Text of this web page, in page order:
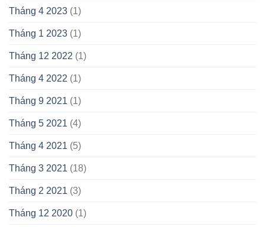
Tháng 4 2023 (1)
Tháng 1 2023 (1)
Tháng 12 2022 (1)
Tháng 4 2022 (1)
Tháng 9 2021 (1)
Tháng 5 2021 (4)
Tháng 4 2021 (5)
Tháng 3 2021 (18)
Tháng 2 2021 (3)
Tháng 12 2020 (1)